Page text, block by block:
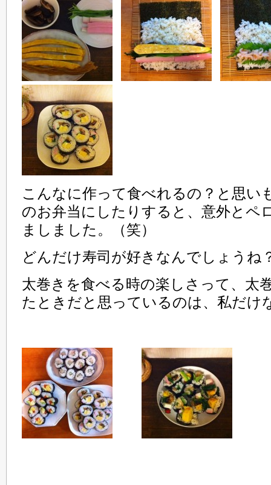
こんなに作って食べれるの？と思い
のお弁当にしたりすると、意外とペ
ましました。（笑）
どんだけ寿司が好きなんでしょうね
太巻きを食べる時の楽しさって、太
たときだと思っているのは、私だけ